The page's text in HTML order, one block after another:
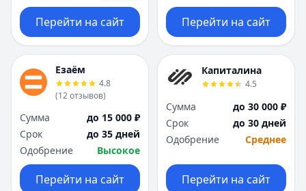
Перейти на сайт Перейти на сайт
Езаём
4.8
(12отзывов)
Сумма
до 15 000 ₽
Срок
до 35 дней
Одобрение
Высокое
Перейти на сайт
Капиталина
4.5
Сумма
до 30 000 ₽
Срок
до 30 дней
Одобрение
Среднее
Перейти на сайт